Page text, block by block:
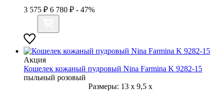
3 575 ₽ 6 780 ₽ - 47%
Акция
Кошелек кожаный пудровый Nina Farmina K 9282-15
пыльный розовый
Размеры: 13 x 9,5 x